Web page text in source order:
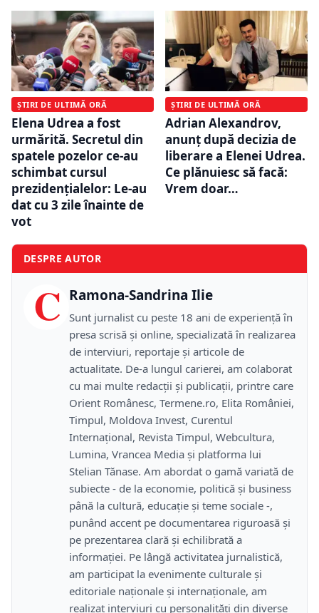
ȘTIRI DE ULTIMĂ ORĂ
Elena Udrea a fost
urmărită. Secretul din
spatele pozelor ce-au
schimbat cursul
prezidențialelor: Le-au
dat cu 3 zile înainte de
vot
ȘTIRI DE ULTIMĂ ORĂ
Adrian Alexandrov,
anunț după decizia de
liberare a Elenei Udrea.
Ce plănuiesc să facă:
Vrem doar…
DESPRE AUTOR
C Ramona-Sandrina Ilie
Sunt jurnalist cu peste 18 ani de experiență în
presa scrisă și online, specializată în realizarea
de interviuri, reportaje și articole de
actualitate. De-a lungul carierei, am colaborat
cu mai multe redacții și publicații, printre care
Orient Românesc, Termene.ro, Elita României,
Timpul, Moldova Invest, Curentul
Internațional, Revista Timpul, Webcultura,
Lumina, Vrancea Media și platforma lui
Stelian Tănase. Am abordat o gamă variată de
subiecte - de la economie, politică și business
până la cultură, educație și teme sociale -,
punând accent pe documentarea riguroasă și
pe prezentarea clară și echilibrată a
informației. Pe lângă activitatea jurnalistică,
am participat la evenimente culturale și
editoriale naționale și internaționale, am
realizat interviuri cu personalități din diverse